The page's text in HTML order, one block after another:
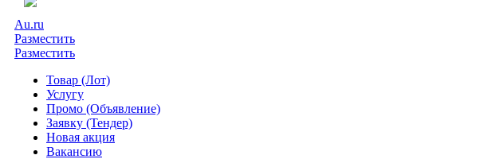
Au.ru
Разместить
Разместить
Товар (Лот)
Услугу
Промо (Объявление)
Заявку (Тендер)
Новая акция
Вакансию